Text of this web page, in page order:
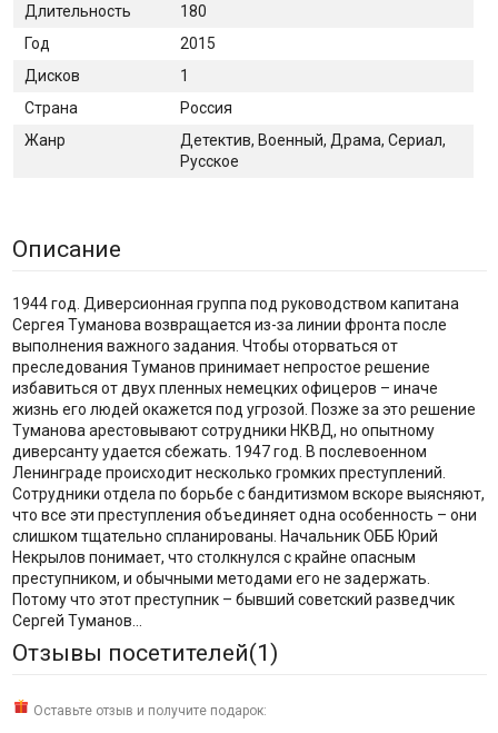
Длительность
180
Год
2015
Дисков
1
Страна
Россия
Жанр
Детектив, Военный, Драма, Сериал,
Русское
Описание
1944 год. Диверсионная группа под руководством капитана
Сергея Туманова возвращается из-за линии фронта после
выполнения важного задания. Чтобы оторваться от
преследования Туманов принимает непростое решение
избавиться от двух пленных немецких офицеров – иначе
жизнь его людей окажется под угрозой. Позже за это решение
Туманова арестовывают сотрудники НКВД, но опытному
диверсанту удается сбежать. 1947 год. В послевоенном
Ленинграде происходит несколько громких преступлений.
Сотрудники отдела по борьбе с бандитизмом вскоре выясняют,
что все эти преступления объединяет одна особенность – они
слишком тщательно спланированы. Начальник ОББ Юрий
Некрылов понимает, что столкнулся с крайне опасным
преступником, и обычными методами его не задержать.
Потому что этот преступник – бывший советский разведчик
Сергей Туманов…
Отзывы посетителей(1)
Оставьте отзыв и получите подарок: